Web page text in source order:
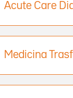
Acute Care
Medicina